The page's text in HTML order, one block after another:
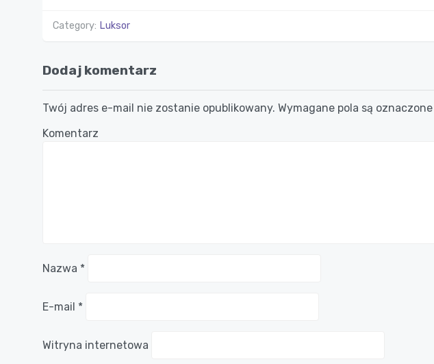
Category: Luksor
Dodaj komentarz
Twój adres e-mail nie zostanie opublikowany. Wymagane pola są oznaczone
Komentarz
Nazwa *
E-mail *
Witryna internetowa